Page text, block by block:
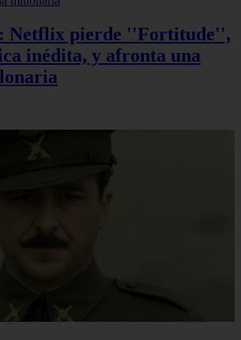
Netflix pierde ''Fortitude'',
inédita, y afronta una